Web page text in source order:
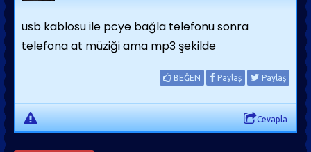
usb kablosu ile pcye bağla telefonu sonra
telefona at müziği ama mp3 şekilde
BEĞEN Paylaş Paylaş
Cevapla